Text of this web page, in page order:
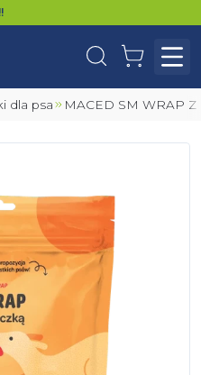
WyszukajKoszyk
dla psa MACED SM WRAP